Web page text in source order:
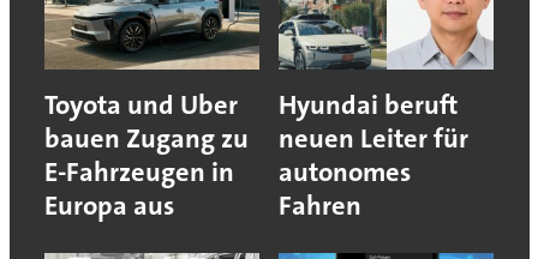
Toyota und Uber
bauen Zugang zu
E-Fahrzeugen in
Europa aus
Hyundai beruft
neuen Leiter für
autonomes
Fahren